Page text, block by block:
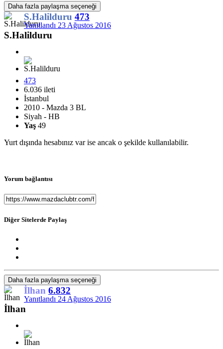
Daha fazla paylaşma seçeneği
S.Halilduru 473
Yanıtlandı 23 Ağustos 2016
S.Halilduru
473
6.036 ileti
İstanbul
2010 - Mazda 3 BL
Siyah - HB
Yaş 49
Yurt dışında hesabınız var ise ancak o şekilde kullanılabilir.
Yorum bağlantısı
Diğer Sitelerde Paylaş
Daha fazla paylaşma seçeneği
İlhan 6.832
Yanıtlandı 24 Ağustos 2016
İlhan